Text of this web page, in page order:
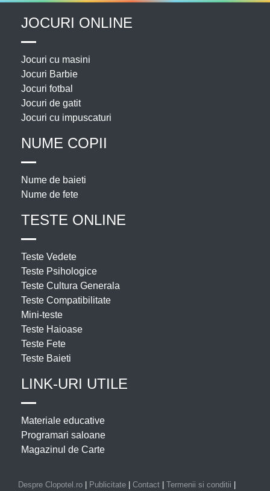
JOCURI ONLINE
Jocuri cu masini
Jocuri Barbie
Jocuri fotbal
Jocuri de gatit
Jocuri cu impuscaturi
NUME COPII
Nume de baieti
Nume de fete
TESTE ONLINE
Teste Vedete
Teste Psihologice
Teste Cultura Generala
Teste Compatibilitate
Mini-teste
Teste Haioase
Teste Fete
Teste Baieti
LINK-URI UTILE
Materiale educative
Programari saloane
Magazinul de Carte
Despre Clopotel.ro | Publicitate | Contact | Termenii si conditii |